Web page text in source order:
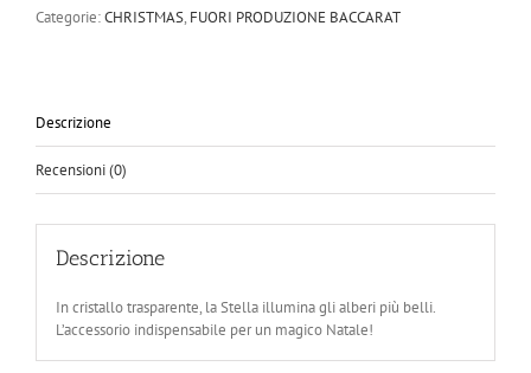
2813874
Categorie:CHRISTMAS, FUORI PRODUZIONE BACCARAT
Descrizione
Recensioni (0)
Descrizione
In cristallo trasparente, la Stella illumina gli alberi più belli.
L’accessorio indispensabile per un magico Natale!